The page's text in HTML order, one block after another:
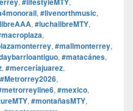
, #livenorthmusic,
, #luchalibreMTY,
,
, #mallmonterrey,
, #matacánes,
, #merceríajuarez,
#Metrorrey2026,
, #mexico,
, #montañasMTY,